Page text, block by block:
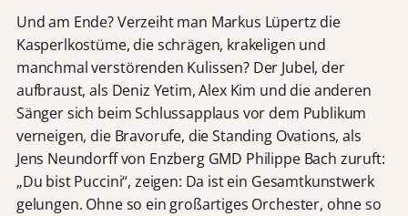
Und am Ende? Verzeiht man Markus Lüpertz die
Kasperlkostüme, die schrägen, krakeligen und
manchmal verstörenden Kulissen? Der Jubel, der
aufbraust, als Deniz Yetim, Alex Kim und die anderen
Sänger sich beim Schlussapplaus vor dem Publikum
verneigen, die Bravorufe, die Standing Ovations, als
Jens Neundorff von Enzberg GMD Philippe Bach zuruft:
„Du bist Puccini“, zeigen: Da ist ein Gesamtkunstwerk
gelungen. Ohne so ein großartiges Orchester, ohne so